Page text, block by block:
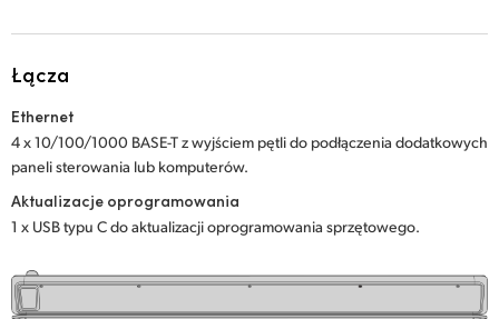
New Zealand
Norway
Portugal
Łącza
Ethernet
4 x 10/100/1000 BASE-T z wyjściem pętli do podłączenia dodatkowych
paneli sterowania lub komputerów.
Aktualizacje oprogramowania
1 x USB typu C do aktualizacji oprogramowania sprzętowego.